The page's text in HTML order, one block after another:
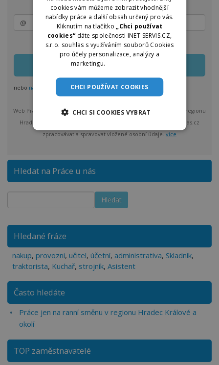
Zasílání lze kdykoliv upravit nebo jednoduše zrušit
nebo nastavit odběr pro více regionů
Web Práce u nás vám bude max. 1x denně posílat nové nabídky z regionu
Hradec Králové a okolí. Po odeslání bude provozovatel Praceunas.cz
zpracovávat a spravovat vložené osobní údaje. více
Hledat na Práce u nás
Hledané fráze
nakup, provozni, učitel, účetní, administrativa, Skladník,
traktorista, Kuchař, strojník, Asistent
Často hledáte
Práce jen na ranní směnu v regionu Hradec Králové a
okolí
TOP zaměstnavatelé
cookies vám můžeme zobrazit vhodnější
nabídky práce a další obsah určený pro vás.
Kliknutím na tlačítko
„Chci používat
cookies“ dáte společnosti INET-SERVIS.CZ,
s.r.o. souhlas s využíváním souborů Cookies
pro účely personalizace, analýzy a
marketingu.
CHCI POUŽÍVAT COOKIES
CHCI SI COOKIES VYBRAT